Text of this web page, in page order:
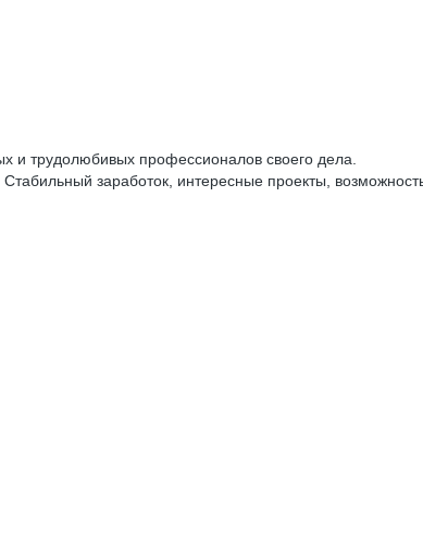
и трудолюбивых профессионалов своего дела.
заработок, интересные проекты,